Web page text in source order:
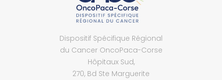
Dispositif Spécifique Régional
du Cancer OncoPaca-Corse
Hôpitaux Sud,
270, Bd Ste Marguerite